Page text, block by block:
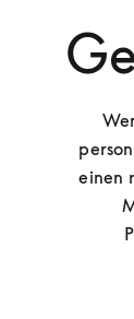
einen